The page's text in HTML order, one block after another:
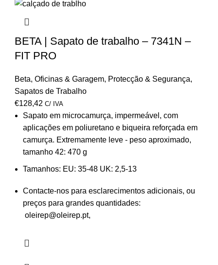
BETA | Sapato de trabalho – 7341N –
FIT PRO
Beta, Oficinas & Garagem, Protecção & Segurança,
Sapatos de Trabalho
€128,42 C/ IVA
Sapato em microcamurça, impermeável, com
aplicações em poliuretano e biqueira reforçada em
camurça. Extremamente leve - peso aproximado,
tamanho 42: 470 g
Tamanhos: EU: 35-48 UK: 2,5-13
Contacte-nos para esclarecimentos adicionais, ou
preços para grandes quantidades:
oleirep@oleirep.pt,